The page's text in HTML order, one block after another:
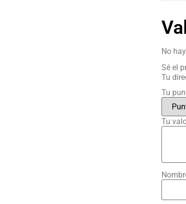
No
Sé el
Tu
Tu
Tu